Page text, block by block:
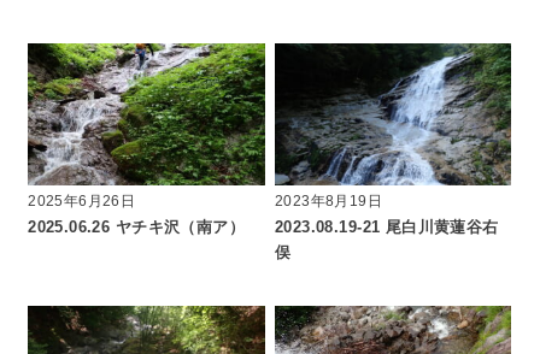
2025年6月26日
2025.06.26 ヤチキ沢（南ア）
2023年8月19日
2023.08.19-21 尾白川黄蓮谷右
俣